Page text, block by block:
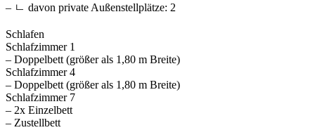
– ㄴ davon private Außen­stellplätze: 2
Schlafen
Schlafzimmer 1
– Doppelbett (größer als 1,80 m Breite)
Schlafzimmer 4
– Doppelbett (größer als 1,80 m Breite)
Schlafzimmer 7
– 2x Einzelbett
– Zustellbett